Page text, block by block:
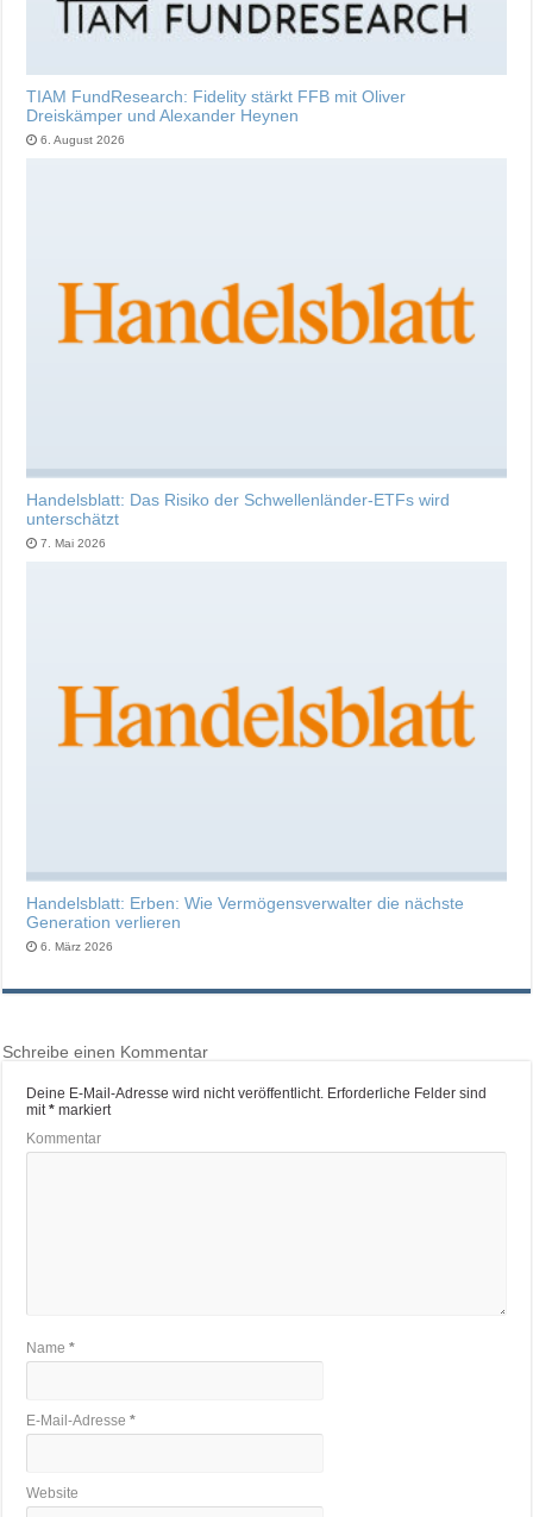
TIAM FundResearch: Fidelity stärkt FFB mit Oliver
Dreiskämper und Alexander Heynen
6. August 2026
Handelsblatt: Das Risiko der Schwellenländer-ETFs wird
unterschätzt
7. Mai 2026
Handelsblatt: Erben: Wie Vermögensverwalter die nächste
Generation verlieren
6. März 2026
Schreibe einen Kommentar
Deine E-Mail-Adresse wird nicht veröffentlicht. Erforderliche Felder sind
mit* markiert
Kommentar
Name*
E-Mail-Adresse*
Website